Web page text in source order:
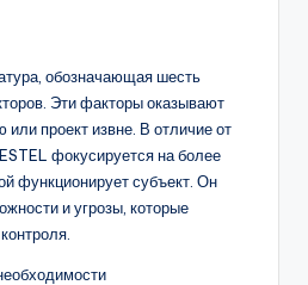
обозначающая шесть
Эти факторы оказывают
или проект извне. В отличие от
фокусируется на более
функционирует субъект. Он
и угрозы, которые